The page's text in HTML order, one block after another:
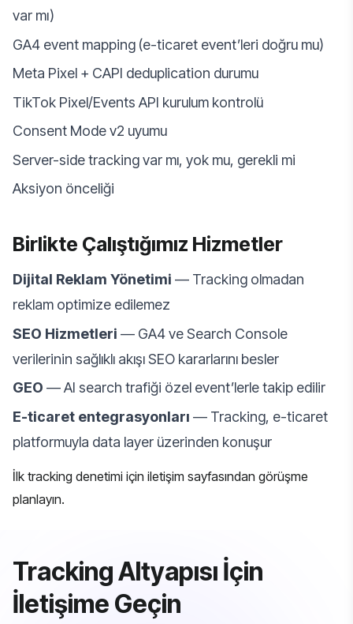
var mı)
GA4 event mapping (e-ticaret event’leri doğru mu)
Meta Pixel + CAPI deduplication durumu
TikTok Pixel/Events API kurulum kontrolü
Consent Mode v2 uyumu
Server-side tracking var mı, yok mu, gerekli mi
Aksiyon önceliği
Birlikte Çalıştığımız Hizmetler
Dijital Reklam Yönetimi — Tracking olmadan
reklam optimize edilemez
SEO Hizmetleri — GA4 ve Search Console
verilerinin sağlıklı akışı SEO kararlarını besler
GEO — AI search trafiği özel event’lerle takip edilir
E-ticaret entegrasyonları — Tracking, e-ticaret
platformuyla data layer üzerinden konuşur
İlk tracking denetimi için iletişim sayfasından görüşme
planlayın.
Tracking Altyapısı İçin
İletişime Geçin